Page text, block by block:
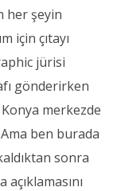
her şeyin
için çıtayı
jürisi
gönderirken
merkezde
ben burada
sonra